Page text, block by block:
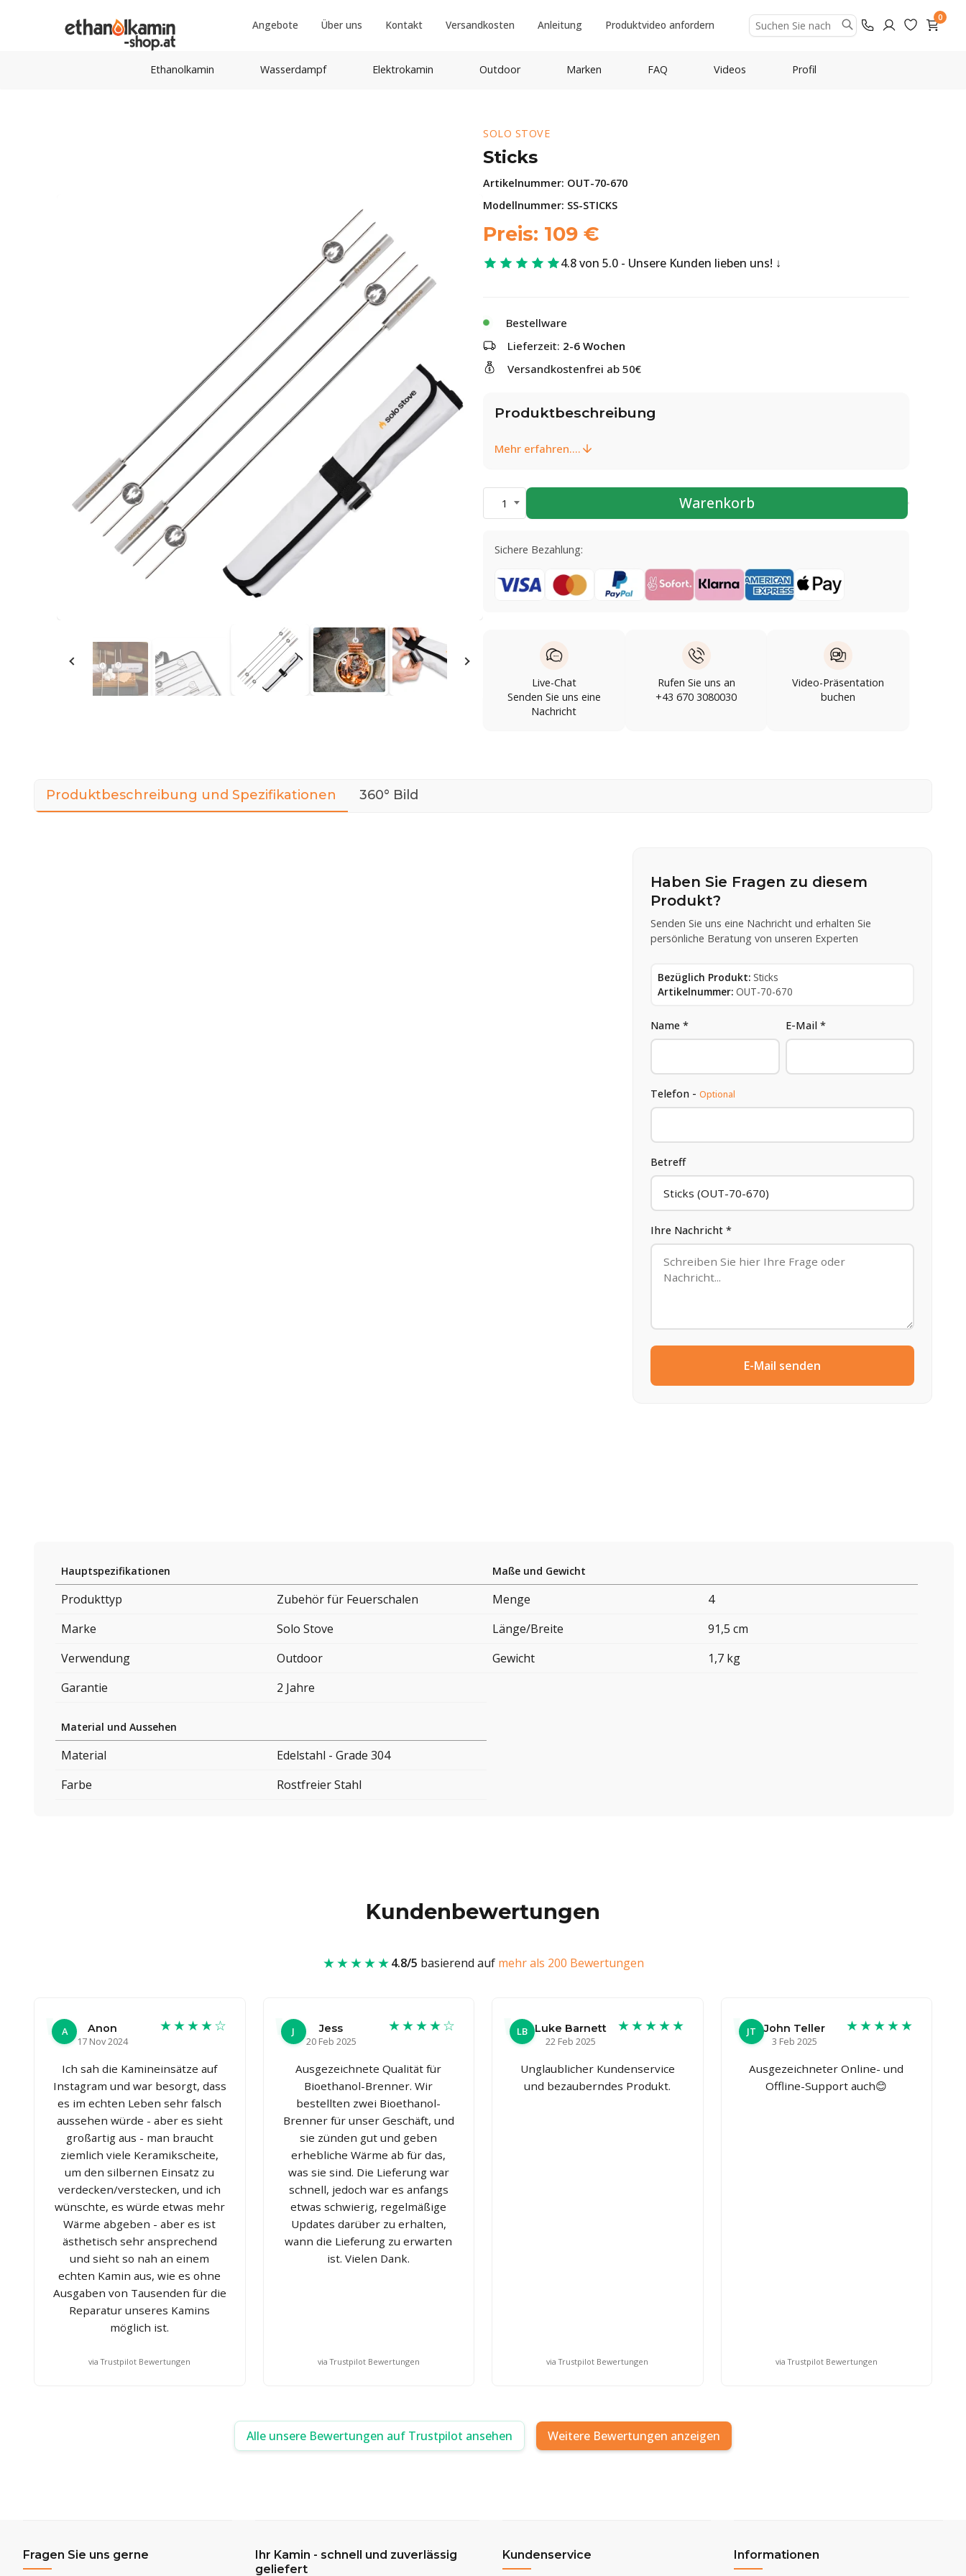
Angebote Über uns Kontakt Versandkosten Anleitung Produktvideo anfordern
0
Ethanolkamin Wasserdampf Elektrokamin Outdoor Marken FAQ Videos Profil
SOLO STOVE
Sticks
Artikelnummer: OUT-70-670
Modellnummer: SS-STICKS
Preis: 109 €
4.8 von 5.0 - Unsere Kunden lieben uns!
Bestellware
Lieferzeit: 2-6 Wochen
Versandkostenfrei ab 50€
Produktbeschreibung
Mehr erfahren....
1 Warenkorb
Sichere Bezahlung:
Live-Chat
Senden Sie uns eine
Nachricht
Rufen Sie uns an
+43 670 3080030
Video-Präsentation
buchen
Produktbeschreibung und Spezifikationen 360° Bild
Haben Sie Fragen zu diesem
Produkt?
Senden Sie uns eine Nachricht und erhalten Sie
persönliche Beratung von unseren Experten
Bezüglich Produkt: Sticks
Artikelnummer: OUT-70-670
Name * E-Mail *
Telefon -Optional
Betreff
Ihre Nachricht *
E-Mail senden
Hauptspezifikationen
Produkttyp
Zubehör für Feuerschalen
Marke
Solo Stove
Verwendung
Outdoor
Garantie
2 Jahre
Maße und Gewicht
Menge
4
Länge/Breite
91,5 cm
Gewicht
1,7 kg
Material und Aussehen
Material
Edelstahl - Grade 304
Farbe
Rostfreier Stahl
Kundenbewertungen
★★★★★4.8/5 basierend auf mehr als 200 Bewertungen
A
Anon
17 Nov 2024
★★★★☆
Ich sah die Kamineinsätze auf
Instagram und war besorgt, dass
es im echten Leben sehr falsch
aussehen würde - aber es sieht
großartig aus - man braucht
ziemlich viele Keramikscheite,
um den silbernen Einsatz zu
verdecken/verstecken, und ich
wünschte, es würde etwas mehr
Wärme abgeben - aber es ist
ästhetisch sehr ansprechend
und sieht so nah an einem
echten Kamin aus, wie es ohne
Ausgaben von Tausenden für die
Reparatur unseres Kamins
möglich ist.
via Trustpilot Bewertungen
J
Jess
20 Feb 2025
★★★★☆
Ausgezeichnete Qualität für
Bioethanol-Brenner. Wir
bestellten zwei Bioethanol-
Brenner für unser Geschäft, und
sie zünden gut und geben
erhebliche Wärme ab für das,
was sie sind. Die Lieferung war
schnell, jedoch war es anfangs
etwas schwierig, regelmäßige
Updates darüber zu erhalten,
wann die Lieferung zu erwarten
ist. Vielen Dank.
via Trustpilot Bewertungen
LB
Luke Barnett
22 Feb 2025
★★★★★
Unglaublicher Kundenservice
und bezauberndes Produkt.
via Trustpilot Bewertungen
JT
John Teller
3 Feb 2025
★★★★★
Ausgezeichneter Online- und
Offline-Support auch😊
via Trustpilot Bewertungen
Alle unsere Bewertungen auf Trustpilot ansehen Weitere Bewertungen anzeigen
Fragen Sie uns gerne
Ihr Kamin - schnell und zuverlässig
geliefert
Kundenservice Informationen